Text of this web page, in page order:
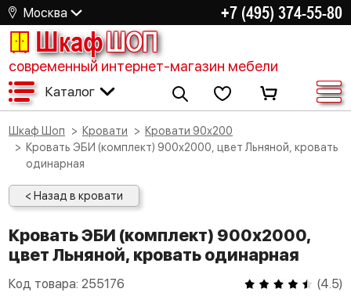
Москва +7 (495) 374-55-80
ШкафШОП
современный интернет-магазин мебели
Каталог
Шкаф Шоп Кровати
Кровати 90х200
Кровать ЭБИ (комплект) 900х2000, цвет Льняной, кровать
одинарная
< Назад в кровати
Кровать ЭБИ (комплект) 900х2000,
цвет Льняной, кровать одинарная
Код товара: 255176 (4.5)